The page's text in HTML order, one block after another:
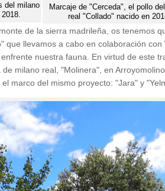
del milano
Marcaje de "Cerceda", el pollo
real "Collado" nacido en
de la sierra madrileña, os tenemos
que llevamos a cabo en colaboración
nuestra fauna. En virtud de este
milano real, "Molinera", en
marco del mismo proyecto: "Jara" y